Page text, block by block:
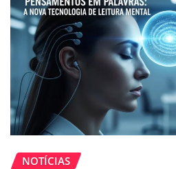
NOTÍCIAS